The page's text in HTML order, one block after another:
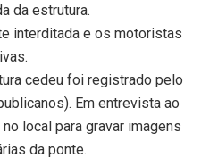
da estrutura.
interditada e os motoristas
cedeu foi registrado pelo
Em entrevista ao
local para gravar imagens
da ponte.